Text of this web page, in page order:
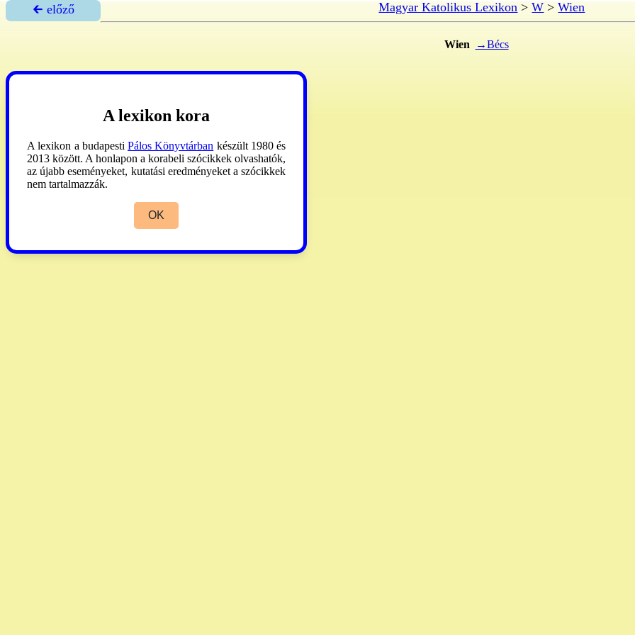
🡰 előző Magyar Katolikus Lexikon >W >Wien
Wien →Bécs
A lexikon kora
A lexikon a budapesti Pálos Könyvtárban készült 1980 és
2013 között. A honlapon a korabeli szócikkek olvashatók,
az újabb eseményeket, kutatási eredményeket a szócikkek
nem tartalmazzák.
OK